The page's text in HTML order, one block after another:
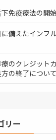
下免疫療法の開
備えたインフ
のクレジット
の終了について
リー